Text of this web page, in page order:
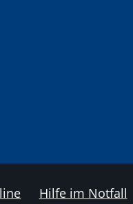
Hilfe im Notfall